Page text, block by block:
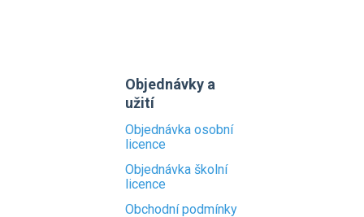
Objednávky a
užití
Objednávka osobní
licence
Objednávka školní
licence
Obchodní podmínky